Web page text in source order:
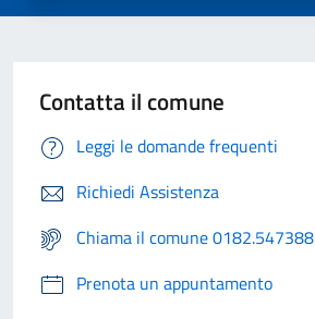
Contatta il comune
Leggi le domande frequenti
Richiedi Assistenza
Chiama il comune 0182.547388
Prenota un appuntamento